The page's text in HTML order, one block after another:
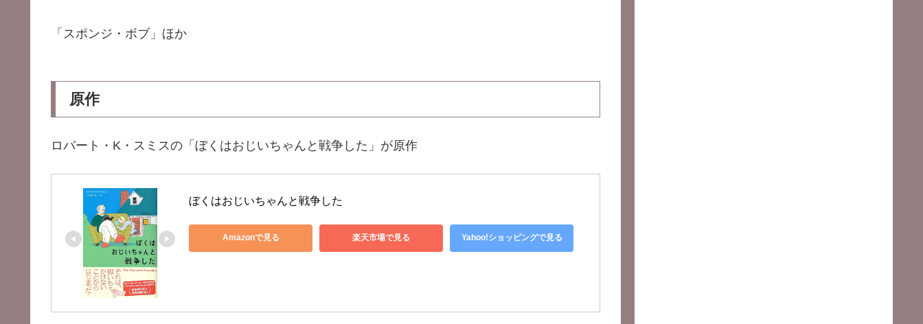
「スポンジ・ボブ」ほか
原作
ロバート・K・スミスの「ぼくはおじいちゃんと戦争した」が原作
ぼくはおじいちゃんと戦争した
Amazonで見る 楽天市場で見る Yahoo!ショッピングで見る